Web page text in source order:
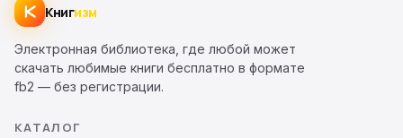
Книгизм
Электронная библиотека, где любой может
скачать любимые книги бесплатно в формате
fb2 — без регистрации.
КАТАЛОГ